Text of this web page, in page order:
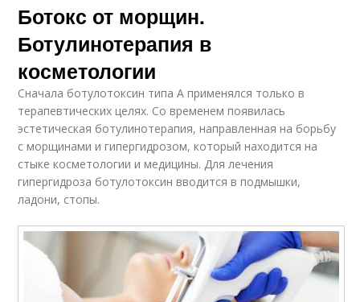
Ботокс от морщин.
Ботулинотерапия в
косметологии
Сначала ботулотоксин типа А применялся только в
терапевтических целях. Со временем появилась
эстетическая ботулинотерапия, направленная на борьбу
с морщинами и гипергидрозом, который находится на
стыке косметологии и медицины. Для лечения
гипергидроза ботулотоксин вводится в подмышки,
ладони, стопы.